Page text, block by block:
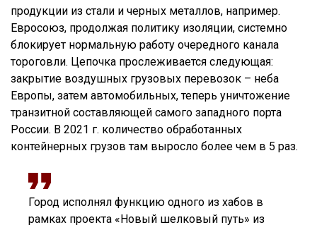
продукции из стали и черных металлов, например.
Евросоюз, продолжая политику изоляции, системно
блокирует нормальную работу очередного канала
тороговли. Цепочка прослеживается следующая:
закрытие воздушных грузовых перевозок – неба
Европы, затем автомобильных, теперь уничтожение
транзитной составляющей самого западного порта
России. В 2021 г. количество обработанных
контейнерных грузов там выросло более чем в 5 раз.
Город исполнял функцию одного из хабов в
рамках проекта «Новый шелковый путь» из